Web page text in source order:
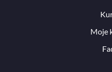
Moje